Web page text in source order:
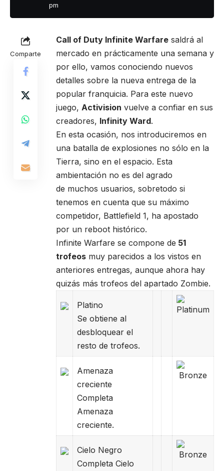
pm
Comparte
Call of Duty Infinite Warfare saldrá al
mercado en prácticamente una semana y
por ello, vamos conociendo nuevos
detalles sobre la nueva entrega de la
popular franquicia. Para este nuevo
juego, Activision vuelve a confiar en sus
creadores, Infinity Ward.
En esta ocasión, nos introduciremos en
una batalla de explosiones no sólo en la
Tierra, sino en el espacio. Esta
ambientación no es del agrado
de muchos usuarios, sobretodo si
tenemos en cuenta que su máximo
competidor, Battlefield 1, ha apostado
por un reboot histórico.
Infinite Warfare se compone de 51
trofeos muy parecidos a los vistos en
anteriores entregas, aunque ahora hay
quizás más trofeos del apartado Zombie.
Platino
Se obtiene al
desbloquear el
resto de trofeos.
Amenaza
creciente
Completa
Amenaza
creciente.
Cielo Negro
Completa Cielo